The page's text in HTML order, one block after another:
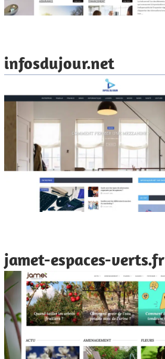
infosdujour.net
jamet-espaces-verts.fr